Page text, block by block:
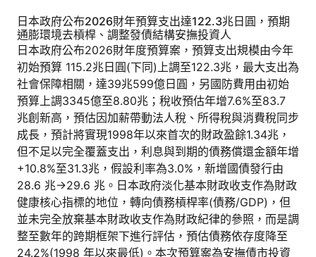
日本政府公布2026財年預算支出達122.3兆日圓，預期
通膨環境去槓桿、調整發債結構安撫投資人
日本政府公布2026財年度預算案，預算支出規模由今年
初始預算 115.2兆日圓(下同)上調至122.3兆，最大支出為
社會保障相關，達39兆599億日圓，另國防費用由初始
預算上調3345億至8.80兆；稅收預估年增7.6%至83.7
兆創新高，預估因加薪帶動法人稅、所得稅與消費稅同步
成長，預計將實現1998年以來首次的財政盈餘1.34兆，
但不足以完全覆蓋支出，利息與到期的債務償還金額年增
+10.8%至31.3兆，假設利率為3.0%，新增國債發行由
28.6 兆→29.6 兆。日本政府淡化基本財政收支作為財政
健康核心指標的地位，轉向債務槓桿率(債務/GDP)，但
並未完全放棄基本財政收支作為財政紀律的參照，而是調
整至數年的跨期框架下進行評估，預估債務依存度降至
24.2%(1998 年以來最低)。本次預算案為安撫債市投資